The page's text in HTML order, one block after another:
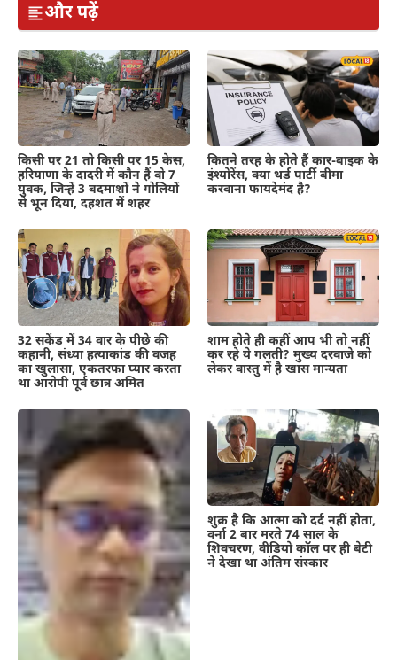
और पढ़ें
किसी पर 21 तो किसी पर 15 केस,
हरियाणा के दादरी में कौन हैं वो 7
युवक, जिन्हें 3 बदमाशों ने गोलियों
से भून दिया, दहशत में शहर
कितने तरह के होते हैं कार-बाइक के
इंश्योरेंस, क्या थर्ड पार्टी बीमा
करवाना फायदेमंद है?
32 सकेंड में 34 वार के पीछे की
कहानी, संध्या हत्याकांड की वजह
का खुलासा, एकतरफा प्यार करता
था आरोपी पूर्व छात्र अमित
शाम होते ही कहीं आप भी तो नहीं
कर रहे ये गलती? मुख्य दरवाजे को
लेकर वास्तु में है खास मान्यता
शुक्र है कि आत्मा को दर्द नहीं होता,
वर्ना 2 बार मरते 74 साल के
शिवचरण, वीडियो कॉल पर ही बेटी
ने देखा था अंतिम संस्कार